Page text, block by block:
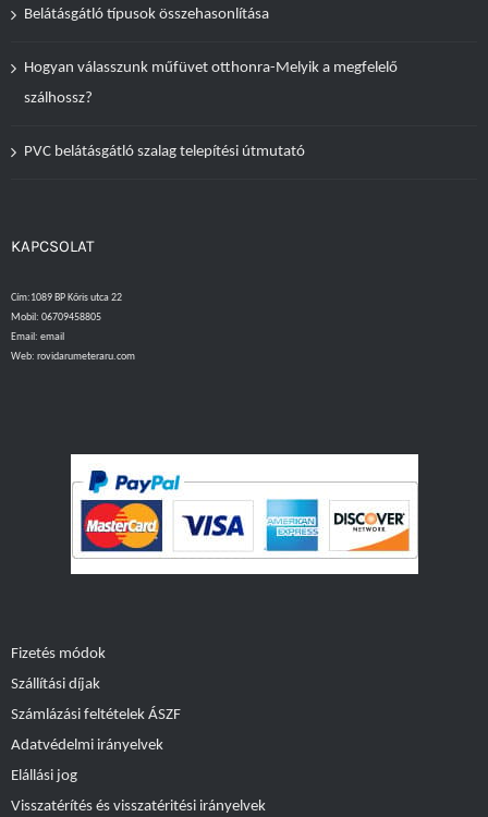
Belátásgátló típusok összehasonlítása
Hogyan válasszunk műfüvet otthonra-Melyik a megfelelő
szálhossz?
PVC belátásgátló szalag telepítési útmutató
KAPCSOLAT
Cím:1089 BP Kőris utca 22
Mobil: 06709458805
Email: email
Web: rovidarumeteraru.com
Fizetés módok
Szállítási díjak
Számlázási feltételek ÁSZF
Adatvédelmi irányelvek
Elállási jog
Visszatérítés és visszatéritési irányelvek